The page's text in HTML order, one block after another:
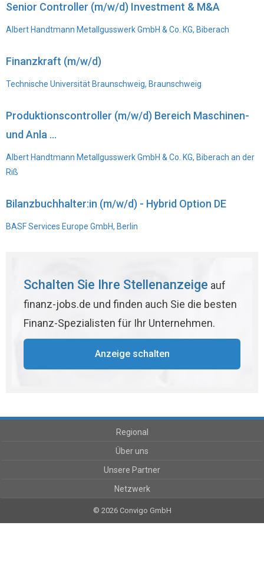
Senior Controller (m/w/d) Investment & M&A
Albert Handtmann Metallgusswerk GmbH & Co. KG, Biberach
Finanzkraft (m/w/d)
Technische Universität Braunschweig, Braunschweig
Produktionscontroller (m/w/d) Bereich Maschinen-
und Anla ...
Albert Handtmann Metallgusswerk GmbH & Co. KG, Biberach an der
Riß
Bilanzbuchhalter:in (m/w/d) - Hybrid Option DE
BASF Services Europe GmbH, Berlin
Schalten Sie Ihre Stellenanzeige auf
finanz-jobs.de und finden auch Sie die besten
Finanz-Spezialisten für Ihr Unternehmen.
Anzeige schalten
Regional
Über uns
Unsere Partner
Netzwerk
© 2026 Convigo GmbH